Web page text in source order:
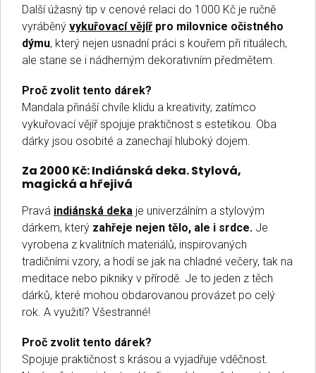
Další úžasný tip v cenové relaci do 1000 Kč je ručně
vyráběný vykuřovací vějíř pro milovnice očistného
dýmu, který nejen usnadní práci s kouřem při rituálech,
ale stane se i nádherným dekorativním předmětem.
Proč zvolit tento dárek?
Mandala přináší chvíle klidu a kreativity, zatímco
vykuřovací vějíř spojuje praktičnost s estetikou. Oba
dárky jsou osobité a zanechají hluboký dojem.
Za 2000 Kč: Indiánská deka. Stylová,
magická a hřejivá
Pravá indiánská deka je univerzálním a stylovým
dárkem, který zahřeje nejen tělo, ale i srdce. Je
vyrobena z kvalitních materiálů, inspirovaných
tradičními vzory, a hodí se jak na chladné večery, tak na
meditace nebo pikniky v přírodě. Je to jeden z těch
dárků, které mohou obdarovanou provázet po celý
rok. A využití? Všestranné!
Proč zvolit tento dárek?
Spojuje praktičnost s krásou a vyjadřuje vděčnost.